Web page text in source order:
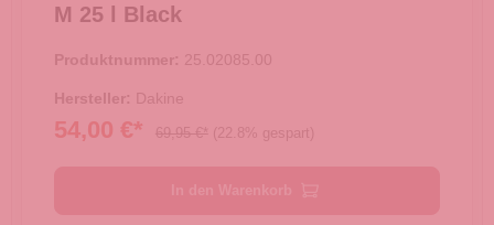
M 25 l Black
Produktnummer: 25.02085.00
Hersteller: Dakine
54,00 €* 69,95 €* (22.8% gespart)